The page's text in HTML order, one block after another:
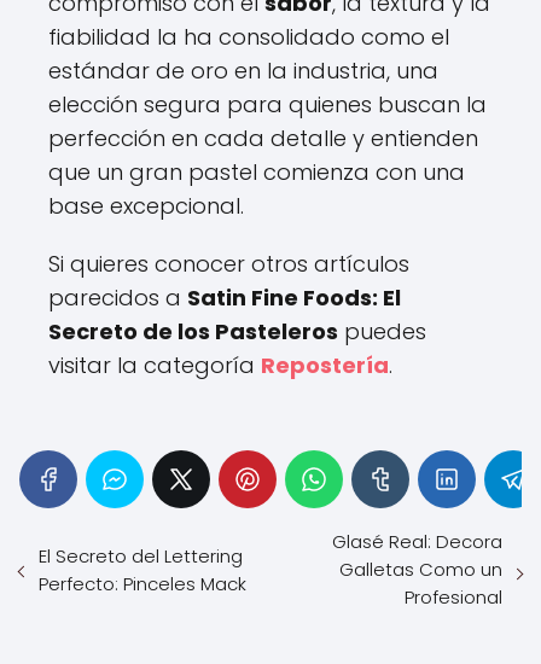
fiabilidad la ha consolidado como el
estándar de oro en la industria, una
elección segura para quienes buscan la
perfección en cada detalle y entienden
que un gran pastel comienza con una
base excepcional.
Si quieres conocer otros artículos
parecidos a Satin Fine Foods: El
Secreto de los Pasteleros puedes
visitar la categoría Repostería.
El Secreto del Lettering
Perfecto: Pinceles Mack
Glasé Real: Decora
Galletas Como un
Profesional